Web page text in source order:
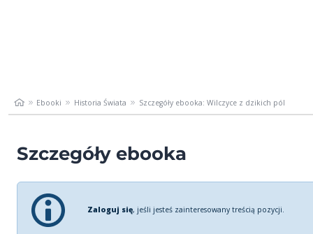
Ebooki Historia Świata Szczegóły ebooka: Wilczyce z dzikich pól
Szczegóły ebooka
Zaloguj się, jeśli jesteś zainteresowany treścią pozycji.